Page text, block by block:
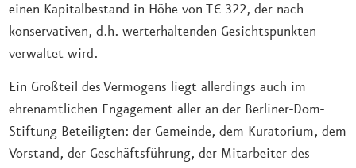
einen Kapitalbestand in Höhe von T€ 322, der nach
konservativen, d.h. werterhaltenden Gesichtspunkten
verwaltet wird.
Ein Großteil des Vermögens liegt allerdings auch im
ehrenamtlichen Engagement aller an der Berliner-Dom-
Stiftung Beteiligten: der Gemeinde, dem Kuratorium, dem
Vorstand, der Geschäftsführung, der Mitarbeiter des